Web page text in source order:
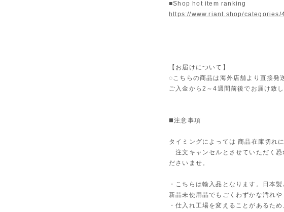
■Shop hot item ranking
https://www.riant.shop/categories/
【お届けについて】
◌こちらの商品は海外店舗より直接発
ご入金から2～4週間前後でお届け致し
◼️注意事項
タイミングによっては 商品在庫切れ
注文キャンセルとさせていただく恐
ださいませ。
・こちらは輸入品となります。日本
新品未使用品でもごくわずかな汚れ
・仕入れ工場を変えることがあるた